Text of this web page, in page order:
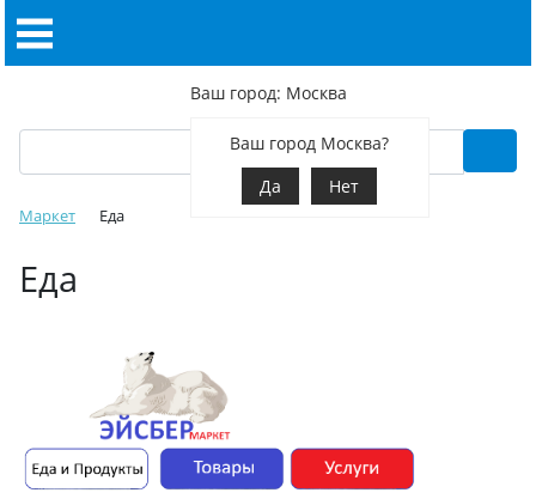
Ваш город: Москва
Ваш город Москва?
Да
Нет
Маркет Еда
Еда